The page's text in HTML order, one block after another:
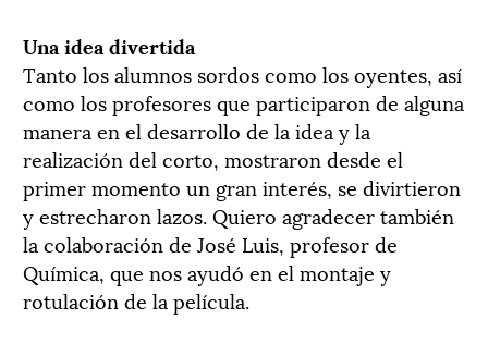
Una idea divertida
Tanto los alumnos sordos como los oyentes, así
como los profesores que participaron de alguna
manera en el desarrollo de la idea y la
realización del corto, mostraron desde el
primer momento un gran interés, se divirtieron
y estrecharon lazos. Quiero agradecer también
la colaboración de José Luis, profesor de
Química, que nos ayudó en el montaje y
rotulación de la película.